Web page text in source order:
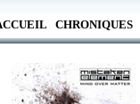
CHRONIQUES